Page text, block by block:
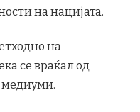
на нацијата.
на
се враќал од
медиуми.